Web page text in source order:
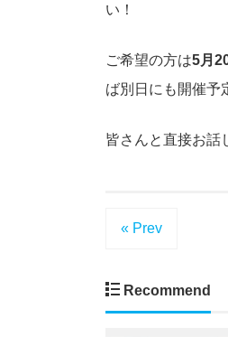
い！
ご希望の方は5月
ば別日にも開催予
皆さんと直接お話
« Prev
Recommend